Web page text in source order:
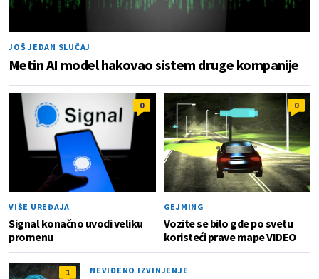
JOŠ JEDAN SLUČAJ
Metin AI model hakovao sistem druge kompanije
0
VIŠE UREĐAJA
Signal konačno uvodi veliku
promenu
0
GEJMING
Vozite se bilo gde po svetu
koristeći prave mape VIDEO
1 NEVIĐENO IZVINJENJE